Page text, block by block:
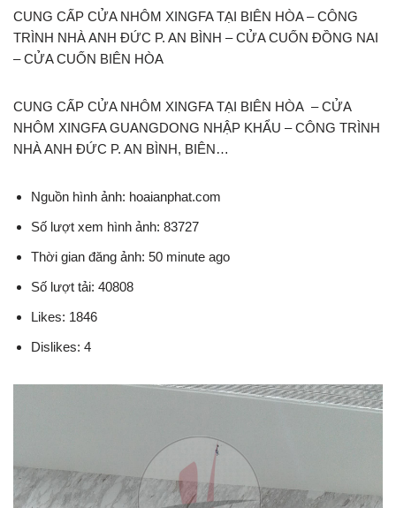
CUNG CẤP CỬA NHÔM XINGFA TẠI BIÊN HÒA – CÔNG
TRÌNH NHÀ ANH ĐỨC P. AN BÌNH – CỬA CUỐN ĐỒNG NAI
– CỬA CUỐN BIÊN HÒA
CUNG CẤP CỬA NHÔM XINGFA TẠI BIÊN HÒA – CỬA
NHÔM XINGFA GUANGDONG NHẬP KHẨU – CÔNG TRÌNH
NHÀ ANH ĐỨC P. AN BÌNH, BIÊN…
Nguồn hình ảnh: hoaianphat.com
Số lượt xem hình ảnh: 83727
Thời gian đăng ảnh: 50 minute ago
Số lượt tải: 40808
Likes: 1846
Dislikes: 4